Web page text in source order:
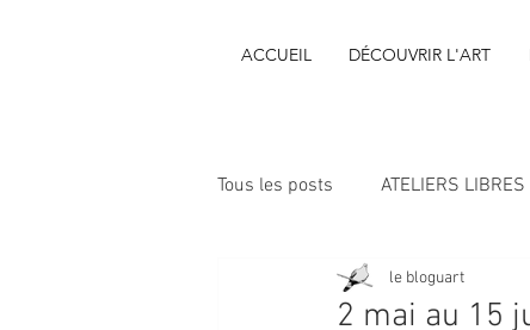
ACCUEIL DÉCOUVRIR L'ART
Tous les posts ATELIERS LIBRES
ÉVÈNEMENTS FORMATIONS
2 mai au 15
le bloguart